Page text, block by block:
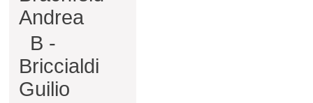
Andrea
B -
Briccialdi
Guilio